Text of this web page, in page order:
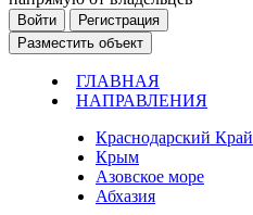
Войти
Регистрация
Разместить объект
ГЛАВНАЯ
НАПРАВЛЕНИЯ
Краснодарский Край
Крым
Азовское море
Абхазия